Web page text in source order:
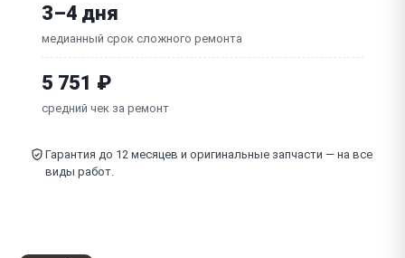
3–4 дня
медианный срок сложного ремонта
5 751 ₽
средний чек за ремонт
Гарантия до 12 месяцев и оригинальные запчасти — на все
виды работ.